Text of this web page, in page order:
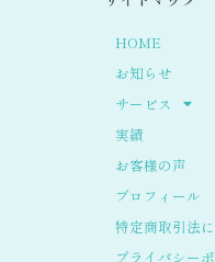
HOME
お知らせ
サービス
実績
お客様の声
プロフィール
特定商取引法
プライバシー